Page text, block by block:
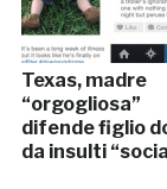
Texas, madre
“orgogliosa”
difende figlio
da insulti